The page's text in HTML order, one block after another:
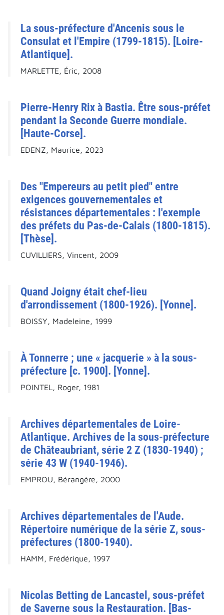
La sous-préfecture d'Ancenis sous le
Consulat et l'Empire (1799-1815). [Loire-
Atlantique].
MARLETTE, Éric, 2008
Pierre-Henry Rix à Bastia. Être sous-préfet
pendant la Seconde Guerre mondiale.
[Haute-Corse].
EDENZ, Maurice, 2023
Des "Empereurs au petit pied" entre
exigences gouvernementales et
résistances départementales : l'exemple
des préfets du Pas-de-Calais (1800-1815).
[Thèse].
CUVILLIERS, Vincent, 2009
Quand Joigny était chef-lieu
d'arrondissement (1800-1926). [Yonne].
BOISSY, Madeleine, 1999
À Tonnerre ; une « jacquerie » à la sous-
préfecture [c. 1900]. [Yonne].
POINTEL, Roger, 1981
Archives départementales de Loire-
Atlantique. Archives de la sous-préfecture
de Châteaubriant, série 2 Z (1830-1940) ;
série 43 W (1940-1946).
EMPROU, Bérangère, 2000
Archives départementales de l'Aude.
Répertoire numérique de la série Z, sous-
préfectures (1800-1940).
HAMM, Frédérique, 1997
Nicolas Betting de Lancastel, sous-préfet
de Saverne sous la Restauration. [Bas-